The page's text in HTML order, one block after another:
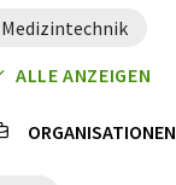
Medizintechnik
Herzinsuffizienz
ALLE ANZEIGEN
ORGANISATIONEN